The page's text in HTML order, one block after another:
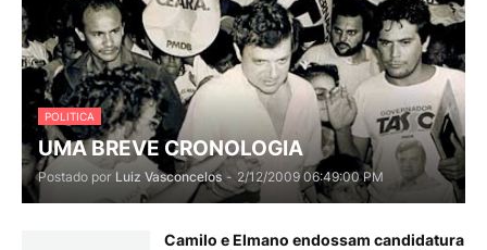
POLITICA
UMA BREVE CRONOLOGIA
Postado por Luiz Vasconcelos - 2/12/2009 06:49:00 PM
Camilo e Elmano endossam candidatura